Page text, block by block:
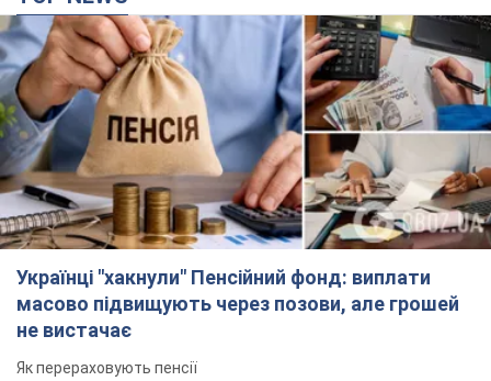
Українці "хакнули" Пенсійний фонд: виплати
масово підвищують через позови, але грошей
не вистачає
Як перераховують пенсії